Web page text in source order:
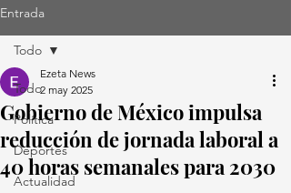
Entrada
Todo
Política
Deportes
Actualidad
Todo
Gobierno de México impulsa
reducción de jornada laboral a
40 horas semanales para 2030
Ezeta News
2 may 2025